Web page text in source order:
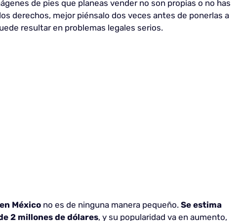
de pies que planeas vender no son propias o no has
derechos, mejor piénsalo dos veces antes de ponerlas a
resultar en problemas legales serios.
México no es de ninguna manera pequeño. Se estima
2 millones de dólares, y su popularidad va en aumento,